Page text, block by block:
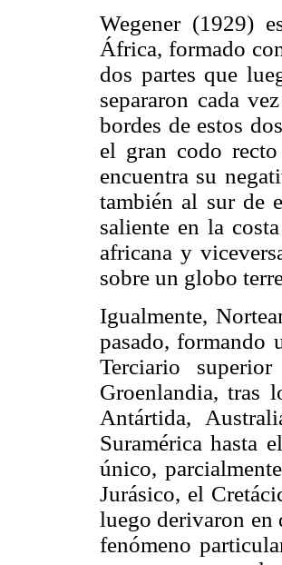
Wegener (1929)
África, formado
dos partes que
separaron cada
bordes de estos
el gran codo
encuentra su
también al sur de
saliente en la
africana y
sobre un globo
Igualmente,
pasado, formando
Terciario
Groenlandia, tras
Antártida,
Suramérica hasta
único,
Jurásico, el
luego derivaron en
fenómeno